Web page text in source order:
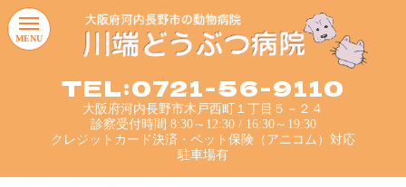
TEL:0721-56-9110
大阪府河内長野市木戸西町１丁目５－２４
診察受付時間 8:30～12:30 / 16:30～19:30
クレジットカード決済・ペット保険（アニコム）対応
駐車場有
MENU